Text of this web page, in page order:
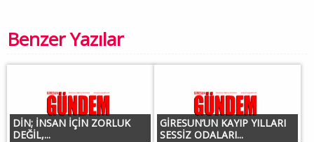
Benzer Yazılar
DİN; İNSAN İÇİN ZORLUK
DEĞİL,...
GİRESUN’UN KAYIP YILLARI
SESSİZ ODALARI...